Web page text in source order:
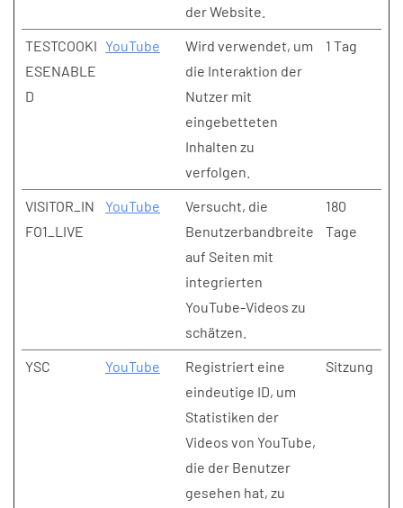
der Website.
TESTCOOKI
ESENABLE
D
YouTube
Wird verwendet, um
die Interaktion der
Nutzer mit
eingebetteten
Inhalten zu
verfolgen.
1 Tag
VISITOR_IN
FO1_LIVE
YouTube
Versucht, die
Benutzerbandbreite
auf Seiten mit
integrierten
YouTube-Videos zu
schätzen.
180
Tage
YSC YouTube
Registriert eine
eindeutige ID, um
Statistiken der
Videos von YouTube,
die der Benutzer
gesehen hat, zu
Sitzung